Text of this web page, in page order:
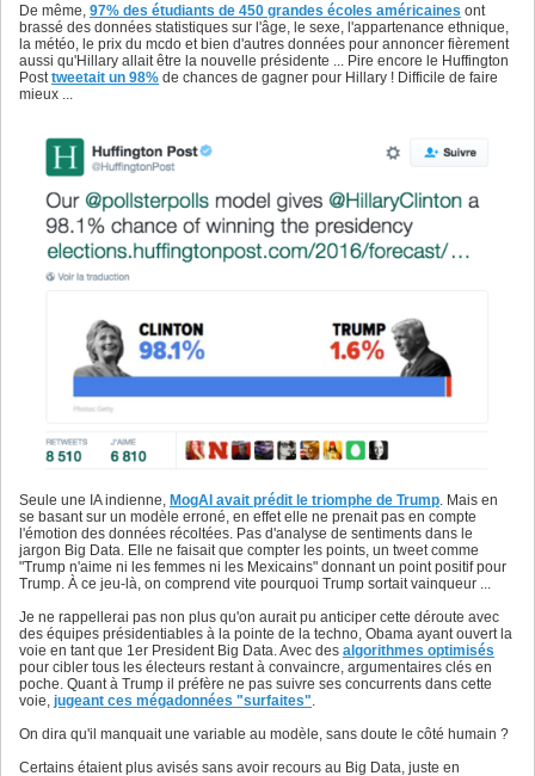
De même, 97% des étudiants de 450 grandes écoles américaines ont
brassé des données statistiques sur l'âge, le sexe, l'appartenance ethnique,
la météo, le prix du mcdo et bien d'autres données pour annoncer fièrement
aussi qu'Hillary allait être la nouvelle présidente ... Pire encore le Huffington
Post tweetait un 98% de chances de gagner pour Hillary ! Difficile de faire
mieux ...
Seule une IA indienne, MogAI avait prédit le triomphe de Trump. Mais en
se basant sur un modèle erroné, en effet elle ne prenait pas en compte
l'émotion des données récoltées. Pas d'analyse de sentiments dans le
jargon Big Data. Elle ne faisait que compter les points, un tweet comme
"Trump n'aime ni les femmes ni les Mexicains" donnant un point positif pour
Trump. À ce jeu-là, on comprend vite pourquoi Trump sortait vainqueur ...
Je ne rappellerai pas non plus qu'on aurait pu anticiper cette déroute avec
des équipes présidentiables à la pointe de la techno, Obama ayant ouvert la
voie en tant que 1er President Big Data. Avec des algorithmes optimisés
pour cibler tous les électeurs restant à convaincre, argumentaires clés en
poche. Quant à Trump il préfère ne pas suivre ses concurrents dans cette
voie, jugeant ces mégadonnées "surfaites".
On dira qu'il manquait une variable au modèle, sans doute le côté humain ?
Certains étaient plus avisés sans avoir recours au Big Data, juste en